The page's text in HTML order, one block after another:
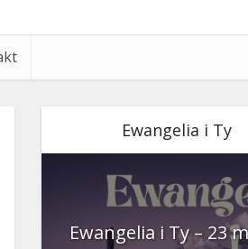
Ewangelia i Ty
Ewangelia i Ty – 23